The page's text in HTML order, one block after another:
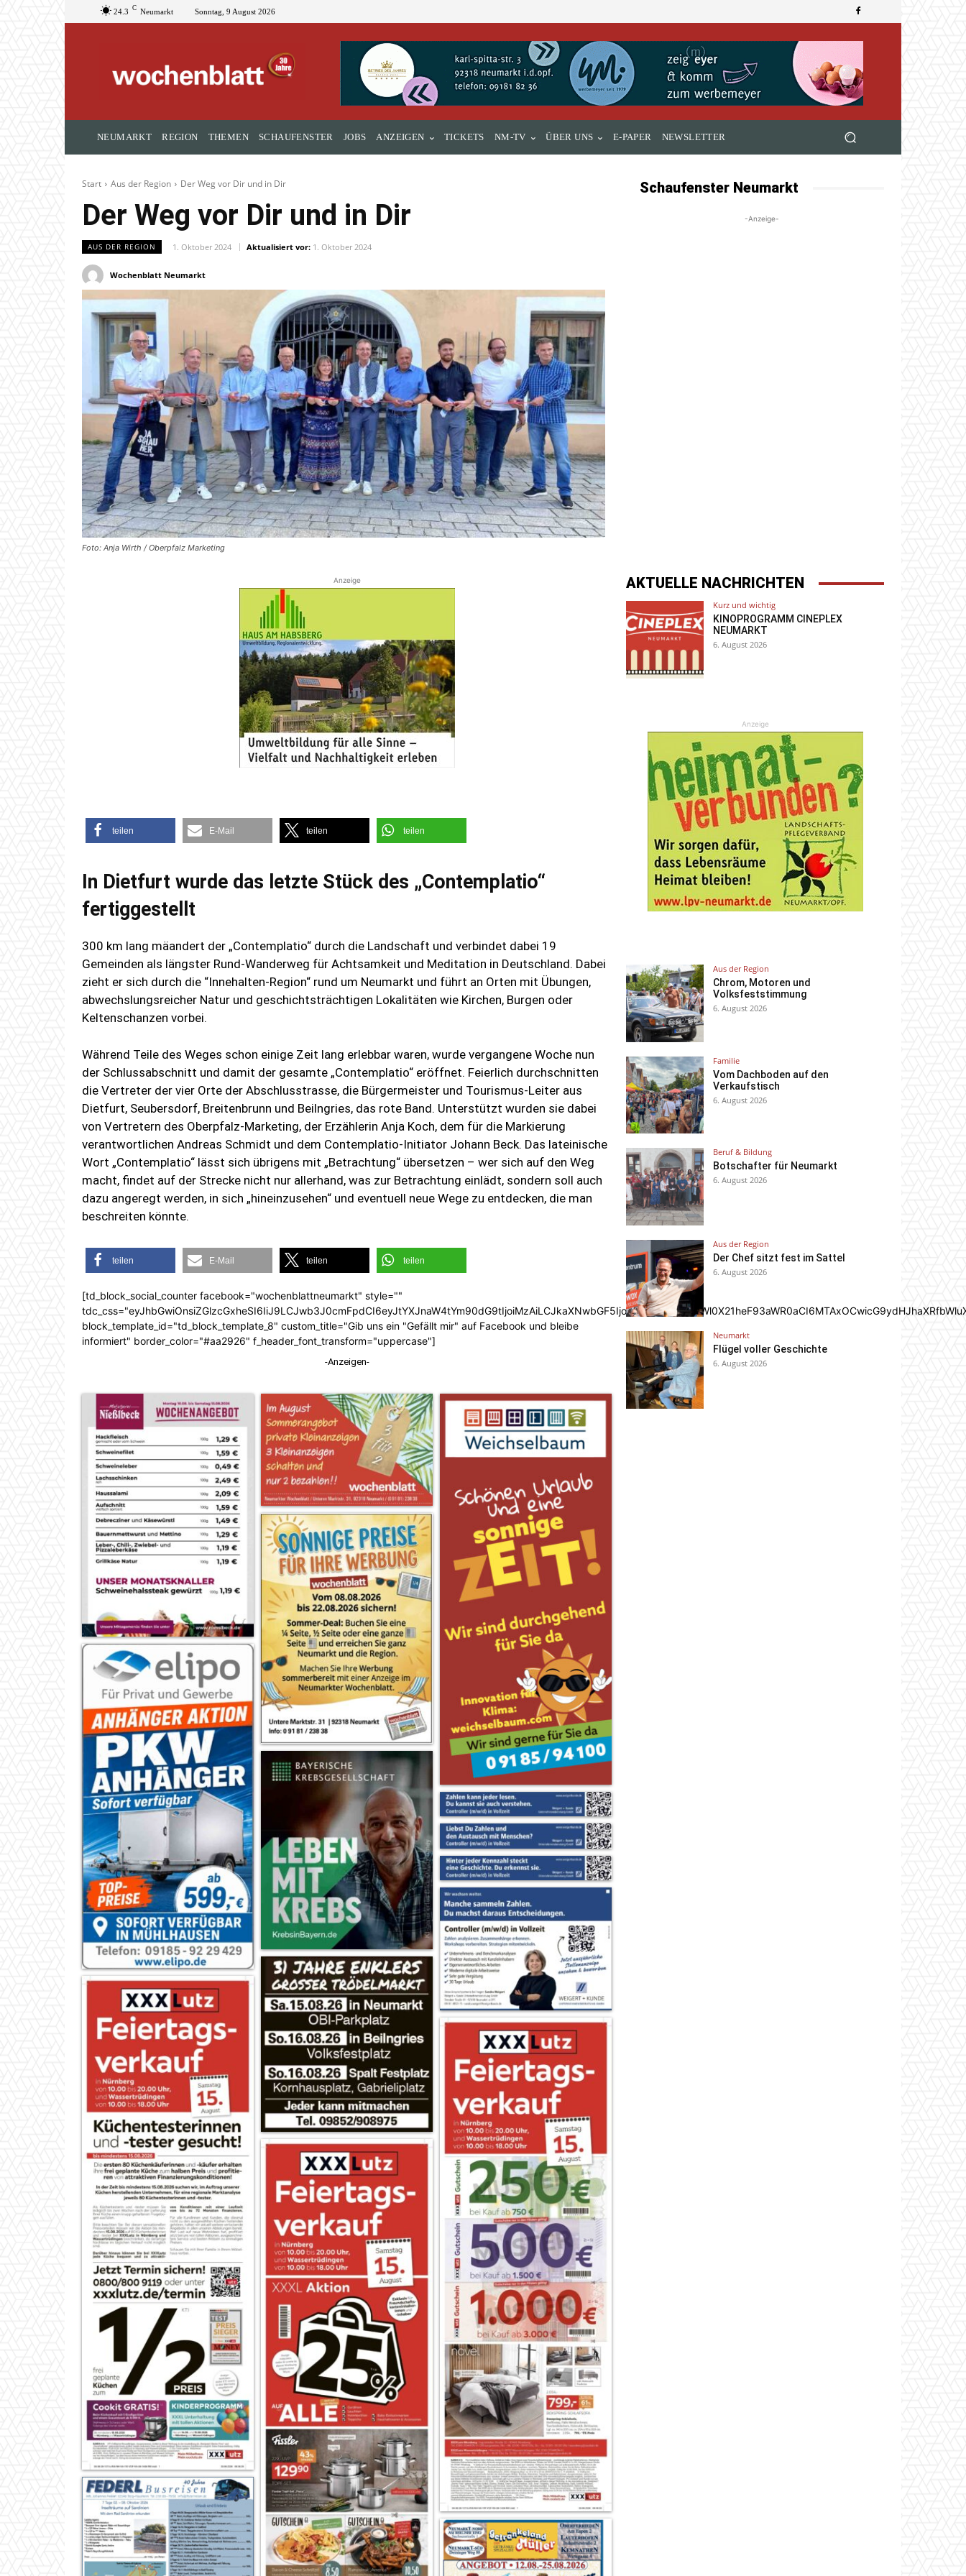
24.3 C Neumarkt Sonntag, 9 August 2026
NEUMARKT REGION THEMEN SCHAUFENSTER JOBS ANZEIGEN TICKETS NM-TV ÜBER UNS E-PAPER NEWSLETTER
Start Aus der Region Der Weg vor Dir und in Dir
Der Weg vor Dir und in Dir
AUS DER REGION 1. Oktober 2024 Aktualisiert vor: 1. Oktober 2024
Wochenblatt Neumarkt
Foto: Anja Wirth / Oberpfalz Marketing
Schaufenster Neumarkt
-Anzeige-
Anzeige
teilen E-Mail teilen teilen
In Dietfurt wurde das letzte Stück des „Contemplatio“
fertiggestellt
300 km lang mäandert der „Contemplatio“ durch die Landschaft und verbindet dabei 19
Gemeinden als längster Rund-Wanderweg für Achtsamkeit und Meditation in Deutschland. Dabei
zieht er sich durch die “Innehalten-Region“ rund um Neumarkt und führt an Orten mit Übungen,
abwechslungsreicher Natur und geschichtsträchtigen Lokalitäten wie Kirchen, Burgen oder
Keltenschanzen vorbei.
Während Teile des Weges schon einige Zeit lang erlebbar waren, wurde vergangene Woche nun
der Schlussabschnitt und damit der gesamte „Contemplatio“ eröffnet. Feierlich durchschnitten
die Vertreter der vier Orte der Abschlusstrasse, die Bürgermeister und Tourismus-Leiter aus
Dietfurt, Seubersdorf, Breitenbrunn und Beilngries, das rote Band. Unterstützt wurden sie dabei
von Vertretern des Oberpfalz-Marketing, der Erzählerin Anja Koch, dem für die Markierung
verantwortlichen Andreas Schmidt und dem Contemplatio-Initiator Johann Beck. Das lateinische
Wort „Contemplatio“ lässt sich übrigens mit „Betrachtung“ übersetzen – wer sich auf den Weg
macht, findet auf der Strecke nicht nur allerhand, was zur Betrachtung einlädt, sondern soll auch
dazu angeregt werden, in sich „hineinzusehen“ und eventuell neue Wege zu entdecken, die man
beschreiten könnte.
teilen E-Mail teilen teilen
[td_block_social_counter facebook="wochenblattneumarkt" style=""
block_template_id="td_block_template_8" custom_title="Gib uns ein "Gefällt mir" auf Facebook und bleibe
informiert" border_color="#aa2926" f_header_font_transform="uppercase"]
-Anzeigen-
AKTUELLE NACHRICHTEN
Kurz und wichtig
KINOPROGRAMM CINEPLEX
NEUMARKT
6. August 2026
Anzeige
Aus der Region
Chrom, Motoren und
Volksfeststimmung
6. August 2026
Familie
Vom Dachboden auf den
Verkaufstisch
6. August 2026
Beruf & Bildung
Botschafter für Neumarkt
6. August 2026
Aus der Region
Der Chef sitzt fest im Sattel
6. August 2026
Neumarkt
Flügel voller Geschichte
6. August 2026